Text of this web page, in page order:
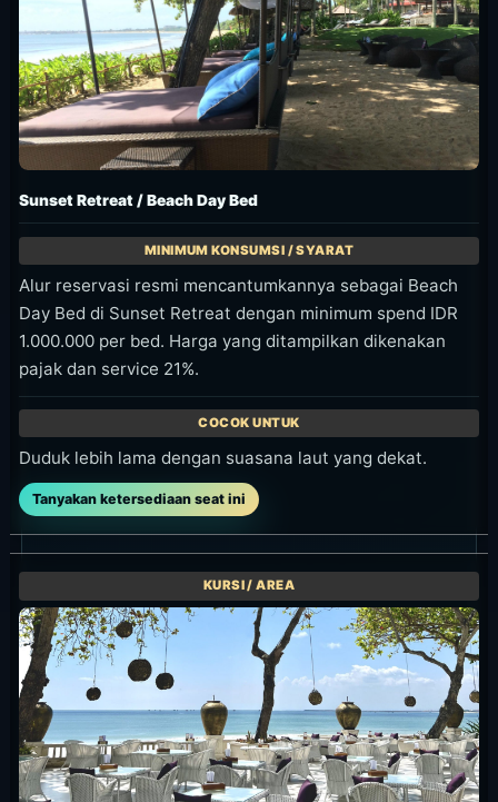
Sunset Retreat / Beach Day Bed
Alur reservasi resmi mencantumkannya sebagai Beach
Day Bed di Sunset Retreat dengan minimum spend IDR
1.000.000 per bed. Harga yang ditampilkan dikenakan
pajak dan service 21%.
Duduk lebih lama dengan suasana laut yang dekat.
Tanyakan ketersediaan seat ini